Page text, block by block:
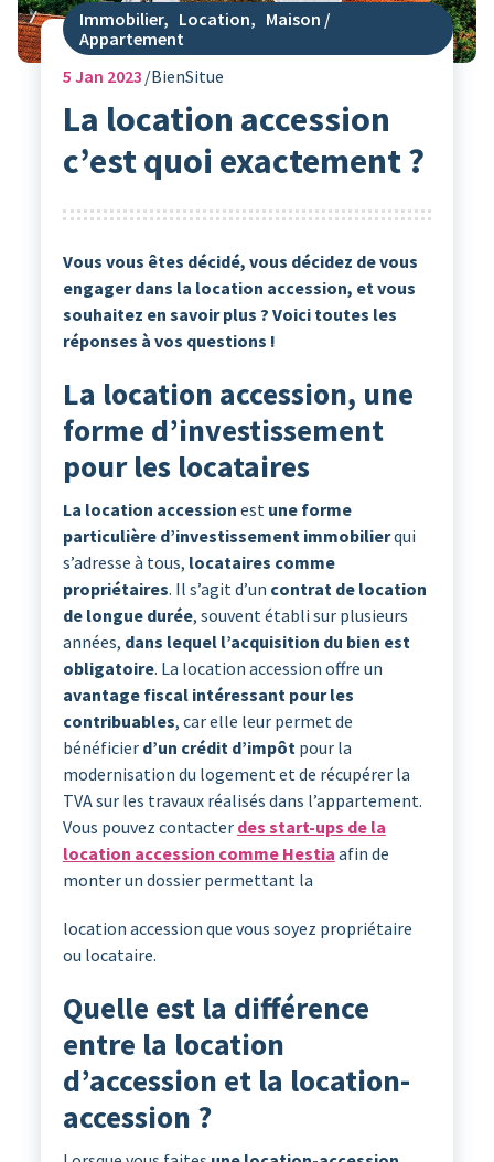
Immobilier, Location, Maison /
Appartement
5 Jan 2023 BienSitue
La location accession
c’est quoi exactement ?
Vous vous êtes décidé, vous décidez de vous
engager dans la location accession, et vous
souhaitez en savoir plus ? Voici toutes les
réponses à vos questions !
La location accession, une
forme d’investissement
pour les locataires
La location accession est une forme
particulière d’investissement immobilierqui
s’adresse à tous, locataires comme
propriétaires. Il s’agit d’un contrat de location
de longue durée, souvent établi sur plusieurs
années, dans lequel l’acquisition du bien est
obligatoire. La location accession offre un
avantage fiscal intéressant pour les
contribuables, car elle leur permet de
bénéficier d’un crédit d’impôtpour la
modernisation du logement et de récupérer la
TVA sur les travaux réalisés dans l’appartement.
Vous pouvez contacter des start-ups de la
location accession comme Hestia afin de
monter un dossier permettant la
location accession que vous soyez propriétaire
ou locataire.
Quelle est la différence
entre la location
d’accession et la location-
accession ?